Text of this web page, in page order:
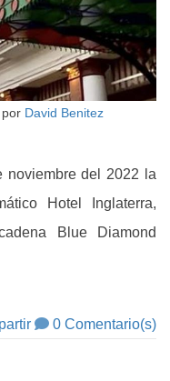
por David Benitez
noviembre del 2022 la
Hotel Inglaterra,
Blue Diamond
0 Comentario(s)